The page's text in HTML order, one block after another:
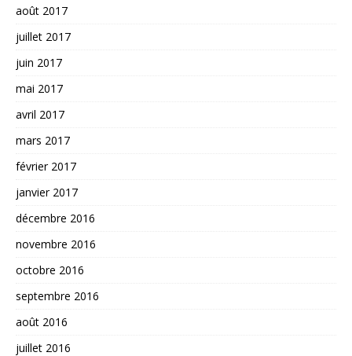
août 2017
juillet 2017
juin 2017
mai 2017
avril 2017
mars 2017
février 2017
janvier 2017
décembre 2016
novembre 2016
octobre 2016
septembre 2016
août 2016
juillet 2016